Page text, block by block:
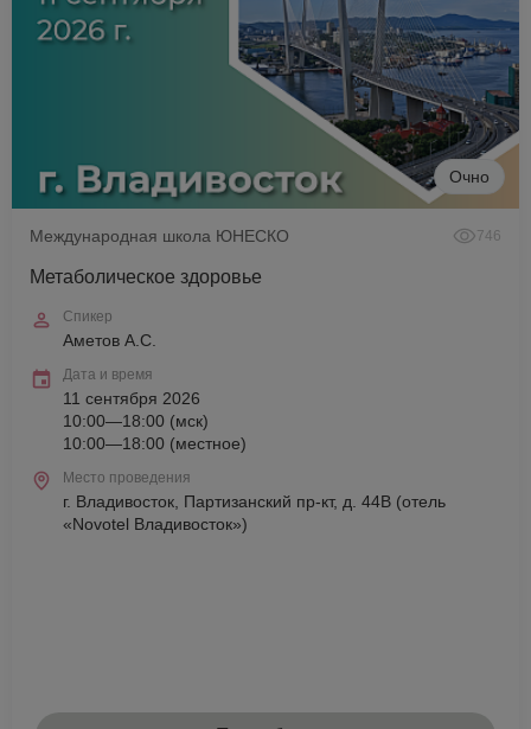
Очно
Международная школа ЮНЕСКО 746
Метаболическое здоровье
Спикер
Аметов А.С.
Дата и время
11 сентября 2026
10:00—18:00 (мск)
10:00—18:00 (местное)
Место проведения
г. Владивосток, Партизанский пр-кт, д. 44В (отель
«Novotel Владивосток»)